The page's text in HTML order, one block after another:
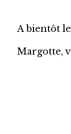
A bientôt
Margotte,